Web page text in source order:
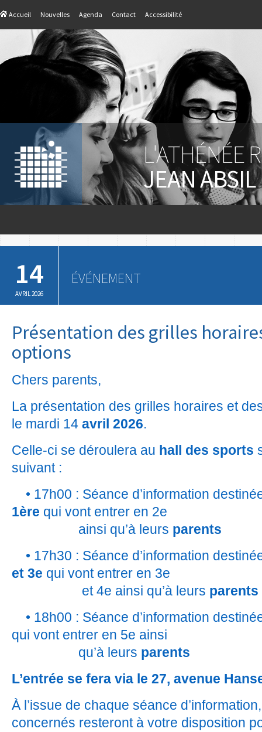
Accueil Nouvelles Agenda Contact Accessibilité
L'ATHÉNÉE
JEAN ABSIL
14
AVRIL 2026
ÉVÉNEMENT
Présentation des grilles
options
Chers parents,
La présentation des grilles horaires et
le mardi 14 avril 2026.
Celle-ci se déroulera au hall des sports
suivant :
• 17h00 : Séance d’information
1ère qui vont entrer en 2e
ainsi qu’à leurs parents
• 17h30 : Séance d’information
et 3e qui vont entrer en 3e
et 4e ainsi qu’à leurs parents
• 18h00 : Séance d’information
qui vont entrer en 5e ainsi
qu’à leurs parents
L’entrée se fera via le 27, avenue
À l’issue de chaque séance
concernés resteront à votre disposition